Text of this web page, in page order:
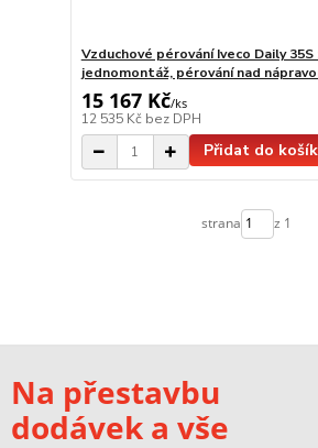
Vzduchové pérování Iveco Daily 35S
jednomontáž, pérování nad
15 167 Kč/ks
12 535 Kč bez DPH
Přidat do
strana z 1
Na přestavbu
dodávek a vše